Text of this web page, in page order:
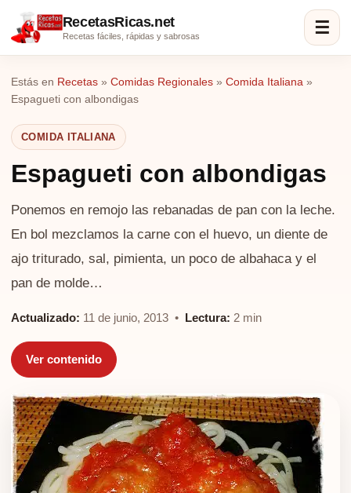
RecetasRicas.net
Recetas fáciles, rápidas y sabrosas ☰
Estás en Recetas » Comidas Regionales » Comida Italiana »
Espagueti con albondigas
COMIDA ITALIANA
Espagueti con albondigas
Ponemos en remojo las rebanadas de pan con la leche.
En bol mezclamos la carne con el huevo, un diente de
ajo triturado, sal, pimienta, un poco de albahaca y el
pan de molde…
Actualizado: 11 de junio, 2013 • Lectura: 2 min
Ver contenido